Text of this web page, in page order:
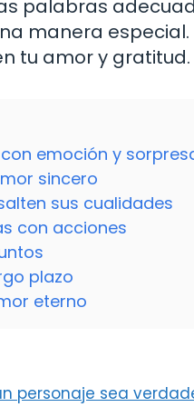
palabras
manera
tu amor y gratitud.
emoción y
sincero
sus cualidades
con acciones
plazo
eterno
personaje sea